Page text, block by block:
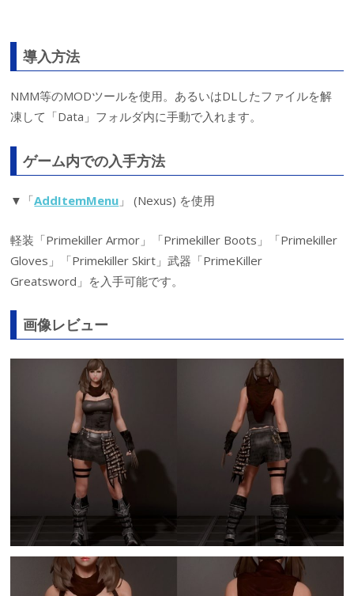
導入方法
NMM等のMODツールを使用。あるいはDLしたファイルを解
凍して「Data」フォルダ内に手動で入れます。
ゲーム内での入手方法
▼「AddItemMenu 」 (Nexus) を使用
軽装「Primekiller Armor」「Primekiller Boots」「Primekiller
Gloves」「Primekiller Skirt」武器「PrimeKiller
Greatsword」を入手可能です。
画像レビュー